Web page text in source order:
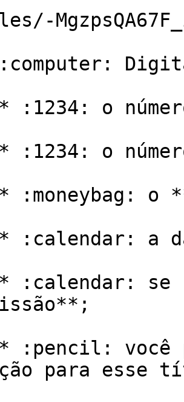
:1234: o
:1234: o
:moneybag: o
:calendar: a
:calendar: se
:pencil: você
para esse